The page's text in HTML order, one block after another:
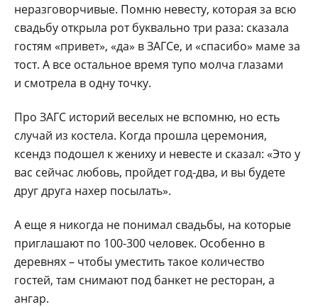
неразговорчивые. Помню невесту, которая за всю
свадьбу открыла рот буквально три раза: сказала
гостям «привет», «да» в ЗАГСе, и «спасибо» маме за
тост. А все остальное время тупо молча глазами
и смотрела в одну точку.
Про ЗАГС историй веселых не вспомню, но есть
случай из костела. Когда прошла церемония,
ксендз подошел к жениху и невесте и сказал: «Это у
вас сейчас любовь, пройдет год-два, и вы будете
друг друга нахер посылать».
А еще я никогда не понимал свадьбы, на которые
приглашают по 100-300 человек. Особенно в
деревнях – чтобы уместить такое количество
гостей, там снимают под банкет не ресторан, а
ангар.